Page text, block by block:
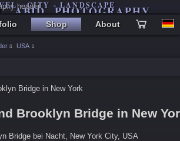
ABID PHOTOGRAPHY
- CITY - LANDSCAPE
Shop About
USA
Brooklyn Bridge in New
Bridge bei Nacht, New York City, USA